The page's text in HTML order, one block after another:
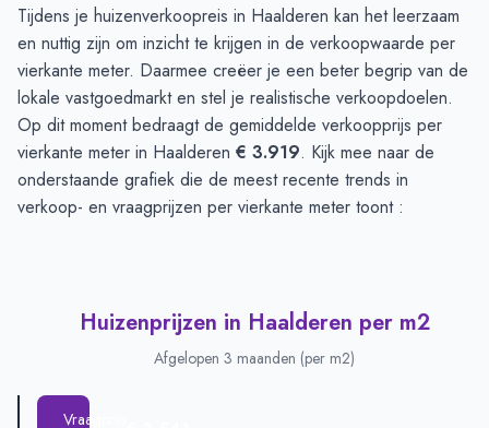
Huizenprijzen in Haalderen-Afgelopen 3 maanden
Type
Bedrag
Vraagprijs in euro's
€ 521.000
Verkoopprijs in euro's
€ 353.750
Tijdens je huizenverkoopreis in Haalderen kan het leerzaam
en nuttig zijn om inzicht te krijgen in de verkoopwaarde per
vierkante meter. Daarmee creëer je een beter begrip van de
lokale vastgoedmarkt en stel je realistische verkoopdoelen.
Op dit moment bedraagt de gemiddelde verkoopprijs per
vierkante meter in Haalderen € 3.919. Kijk mee naar de
onderstaande grafiek die de meest recente trends in
verkoop- en vraagprijzen per vierkante meter toont :
Huizenprijzen in Haalderen per m2
Afgelopen 3 maanden (per m2)
Vraagprijs